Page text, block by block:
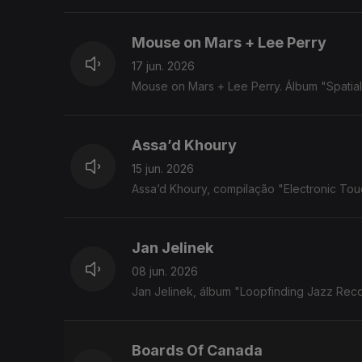
Mouse on Mars + Lee Perry
17 jun. 2026
Mouse on Mars + Lee Perry. Álbum
Assa’d Khoury
15 jun. 2026
Assa’d Khoury, compilação "Electronic
Jan Jelinek
08 jun. 2026
Jan Jelinek, álbum "Loopfinding Jazz
Boards Of Canada